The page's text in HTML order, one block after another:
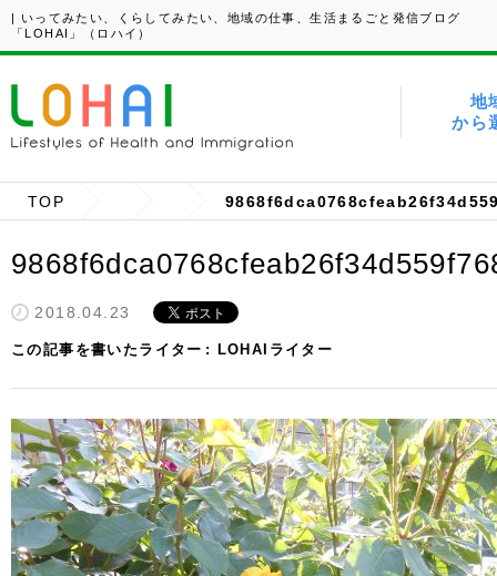
| いってみたい、くらしてみたい、地域の仕事、生活まるごと発信ブログ
「LOHAI」（ロハイ）
地
から
TOP
2018.04.23
この記事を書いたライター LOHAIライター